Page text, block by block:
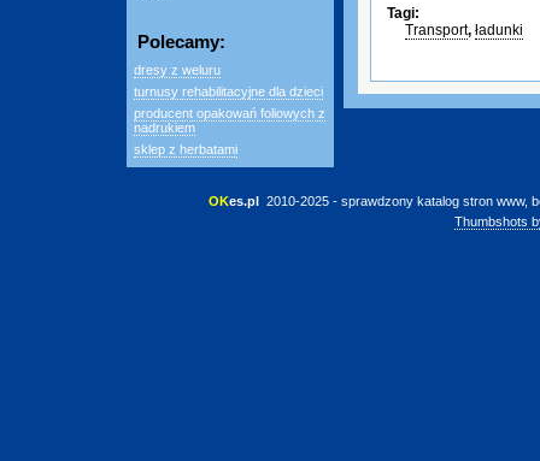
Polecamy:
dresy z weluru
turnusy rehabilitacyjne dla dzieci
producent opakowań foliowych z
nadrukiem
sklep z herbatami
Tagi:
Transport, ładunki
OKes.pl 2010-2025 - sprawdzony katalog stron www,
Thumbshots